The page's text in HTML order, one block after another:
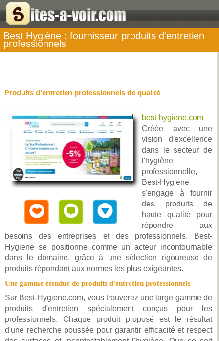
Best Hygiène : fournisseur produits d'entretien
professionnels
Produits d'entretien professionnels de qualité
best-hygiene.com
Créée avec une
vision d'excellence
dans le secteur de
l'hygiène
professionnelle,
Best-Hygiene
s'engage à fournir
des produits de
haute qualité pour
répondre aux
besoins des entreprises et des professionnels. Best-
Hygiene se positionne comme un acteur incontournable
dans le domaine, grâce à une sélection rigoureuse de
produits répondant aux normes les plus exigeantes.
Une gamme étendue de produits d'entretien professionnels
Sur Best-Hygiene.com, vous trouverez une large gamme de
produits d'entretien spécialement conçus pour les
professionnels. Chaque produit proposé est le résultat
d'une recherche poussée pour garantir efficacité et respect